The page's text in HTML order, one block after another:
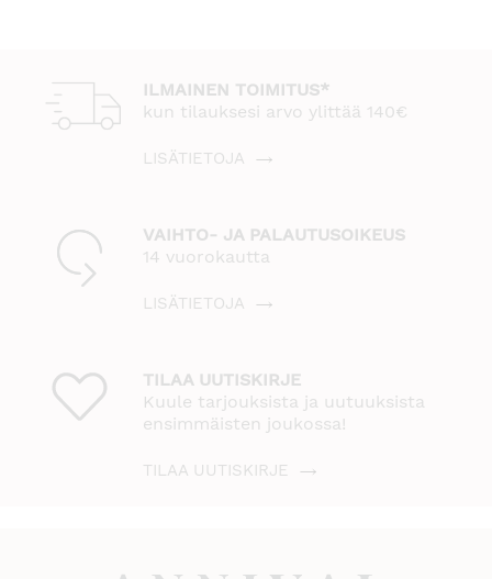
ILMAINEN TOIMITUS*
kun tilauksesi arvo ylittää 140€
LISÄTIETOJA
VAIHTO- JA PALAUTUSOIKEUS
14 vuorokautta
LISÄTIETOJA
TILAA UUTISKIRJE
Kuule tarjouksista ja uutuuksista
ensimmäisten joukossa!
TILAA UUTISKIRJE